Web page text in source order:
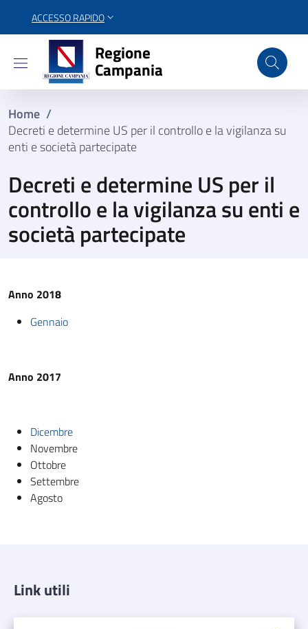
ACCESSO RAPIDO
Regione Campania
Regione
Campania
Home /
Decreti e determine US per il controllo e la vigilanza su
enti e società partecipate
Decreti e determine US per il
controllo e la vigilanza su enti e
società partecipate
Anno 2018
Gennaio
Anno 2017
Dicembre
Novembre
Ottobre
Settembre
Agosto
Link utili